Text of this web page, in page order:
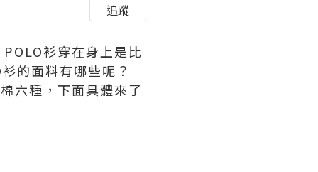
追蹤
衫穿在身上是比
的面料有哪些呢？
六種，下面具體來了